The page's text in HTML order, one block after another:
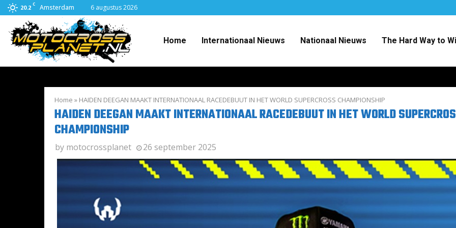
20.2 C Amsterdam 6 augustus 2026
Home Internationaal Nieuws Nationaal Nieuws The Hard Way to
Home » HAIDEN DEEGAN MAAKT INTERNATIONAAL RACEDEBUUT IN HET WORLD SUPERCROSS CHAMPIONSHIP
HAIDEN DEEGAN MAAKT INTERNATIONAAL RACEDEBUUT IN HET WORLD
CHAMPIONSHIP
by motocrossplanet 26 september 2025